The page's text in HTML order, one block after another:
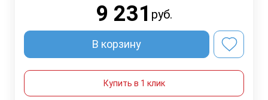
9 231 руб.
В корзину
Купить в 1 клик